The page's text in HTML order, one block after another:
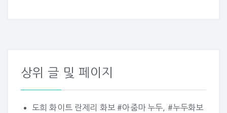
상위 글 및 페이지
도희 화이트 란제리 화보 #아줌마 누두, #누두화보